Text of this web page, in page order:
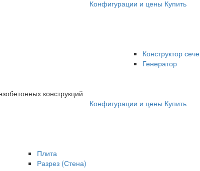
Конфигурации и цены Купить
Конструктор
Генератор
конструкций
Конфигурации и цены Купить
Плита
Разрез (Стена)